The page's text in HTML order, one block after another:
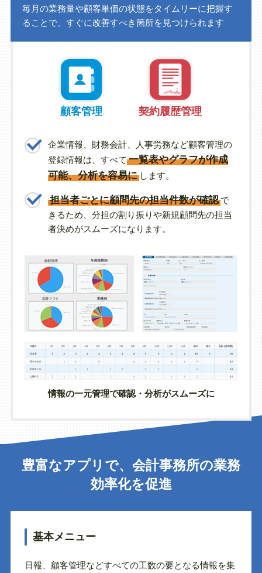
毎月の業務量や顧客単価の状態をタイムリーに把握す
ることで、すぐに改善すべき箇所を見つけられます
顧客管理 契約履歴管理
企業情報、財務会計、人事労務など顧客管理の
登録情報は、すべて 一覧表やグラフが作成
可能、分析を容易にします。
担当者ごとに顧問先の担当件数が確認で
きるため、分担の割り振りや新規顧問先の担当
者決めがスムーズになります。
情報の一元管理で確認・分析がスムーズに
豊富なアプリで、会計事務所の業務
効率化を促進
基本メニュー
日報、顧客管理などすべての工数の要となる情報を集